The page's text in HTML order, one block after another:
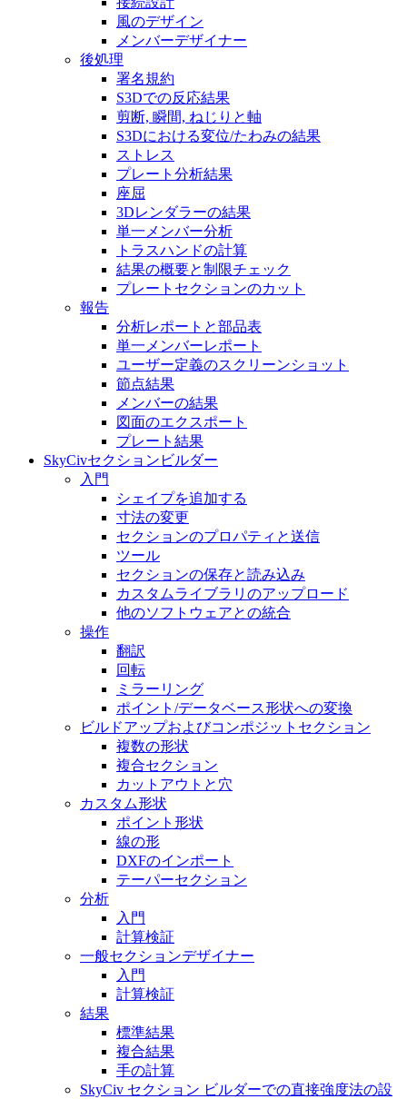
風のデザイン
メンバーデザイナー
後処理
署名規約
S3Dでの反応結果
剪断, 瞬間, ねじりと軸
S3Dにおける変位/たわみの結果
ストレス
プレート分析結果
座屈
3Dレンダラーの結果
単一メンバー分析
トラスハンドの計算
結果の概要と制限チェック
プレートセクションのカット
報告
分析レポートと部品表
単一メンバーレポート
ユーザー定義のスクリーンショット
節点結果
メンバーの結果
図面のエクスポート
プレート結果
SkyCivセクションビルダー
入門
シェイプを追加する
寸法の変​​更
セクションのプロパティと送信
ツール
セクションの保存と読み込み
カスタムライブラリのアップロード
他のソフトウェアとの統合
操作
翻訳
回転
ミラーリング
ポイント/データベース形状への変換
ビルドアップおよびコンポジットセクション
複数の形状
複合セクション
カットアウトと穴
カスタム形状
ポイント形状
線の形
DXFのインポート
テーパーセクション
分析
入門
計算検証
一般セクションデザイナー
入門
計算検証
結果
標準結果
複合結果
手の計算
SkyCiv セクション ビルダーでの直接強度法の設